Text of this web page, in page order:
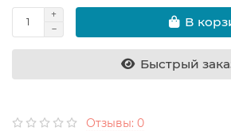
В
Быстрый
Отзывы: 0